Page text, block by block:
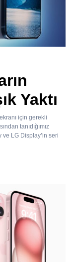
Yaktı
için gerekli
tanıdığımız
LG Display’in seri